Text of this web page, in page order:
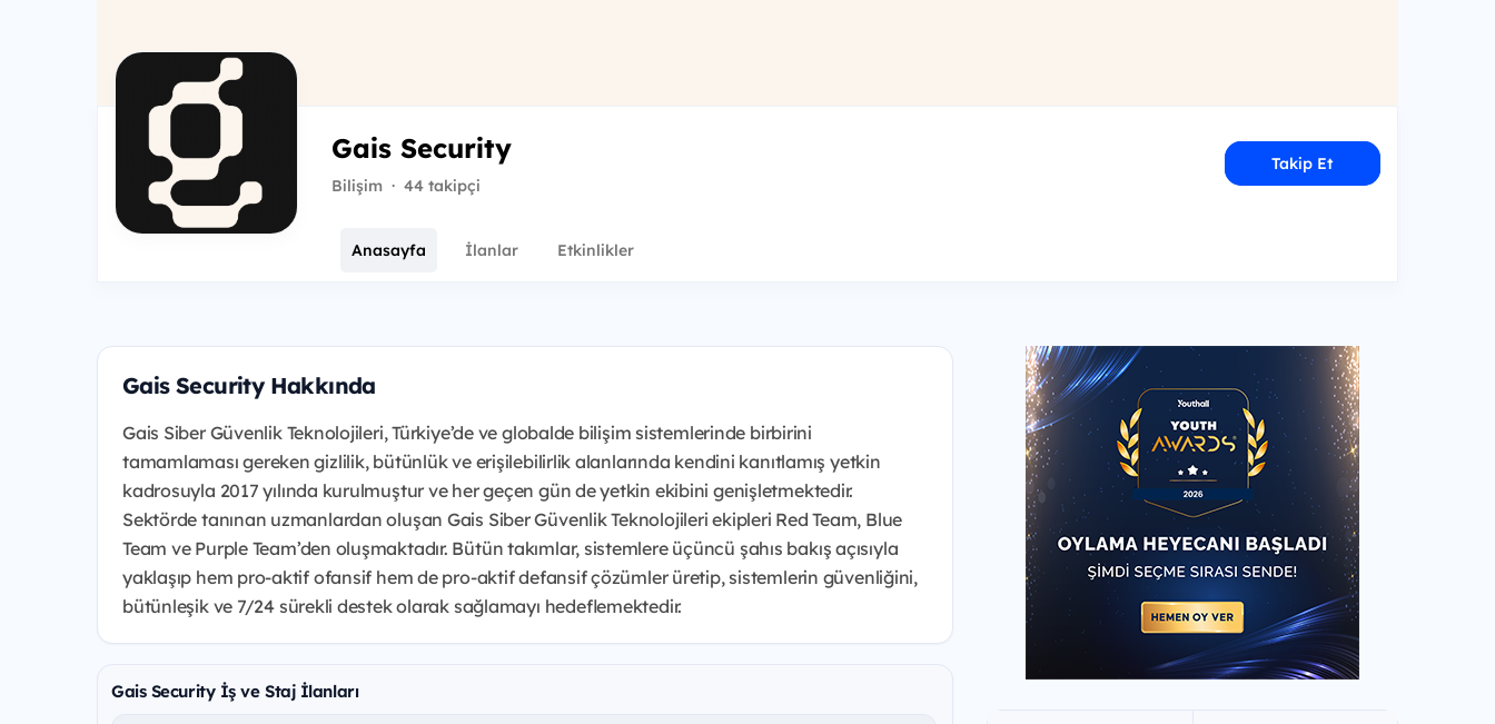
Gais Security
Bilişim · 44 takipçi
Takip Et
Anasayfa İlanlar Etkinlikler
Gais Security Hakkında
Gais Siber Güvenlik Teknolojileri, Türkiye’de ve globalde bilişim sistemlerinde birbirini
tamamlaması gereken gizlilik, bütünlük ve erişilebilirlik alanlarında kendini kanıtlamış yetkin
kadrosuyla 2017 yılında kurulmuştur ve her geçen gün de yetkin ekibini genişletmektedir.
Sektörde tanınan uzmanlardan oluşan Gais Siber Güvenlik Teknolojileri ekipleri Red Team, Blue
Team ve Purple Team’den oluşmaktadır. Bütün takımlar, sistemlere üçüncü şahıs bakış açısıyla
yaklaşıp hem pro-aktif ofansif hem de pro-aktif defansif çözümler üretip, sistemlerin güvenliğini,
bütünleşik ve 7/24 sürekli destek olarak sağlamayı hedeflemektedir.
Gais Security İş ve Staj İlanları